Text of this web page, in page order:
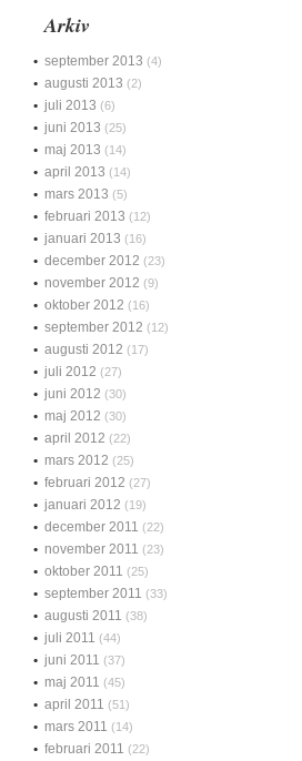
Arkiv
september 2013 (4)
augusti 2013 (2)
juli 2013 (6)
juni 2013 (25)
maj 2013 (14)
april 2013 (14)
mars 2013 (5)
februari 2013 (12)
januari 2013 (16)
december 2012 (23)
november 2012 (9)
oktober 2012 (16)
september 2012 (12)
augusti 2012 (17)
juli 2012 (27)
juni 2012 (30)
maj 2012 (30)
april 2012 (22)
mars 2012 (25)
februari 2012 (27)
januari 2012 (19)
december 2011 (22)
november 2011 (23)
oktober 2011 (25)
september 2011 (33)
augusti 2011 (38)
juli 2011 (44)
juni 2011 (37)
maj 2011 (45)
april 2011 (51)
mars 2011 (14)
februari 2011 (22)